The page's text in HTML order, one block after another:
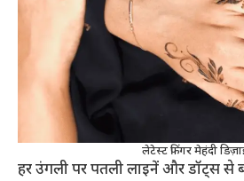
लेटेस्ट फिंगर मेहंदी
हर उंगली पर पतली लाइनें और डॉट्स से